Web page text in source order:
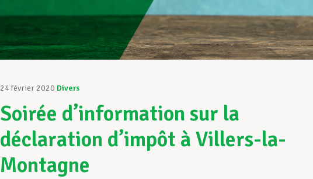
24 février 2020 Divers
Soirée d’information sur la
déclaration d’impôt à Villers-la-
Montagne